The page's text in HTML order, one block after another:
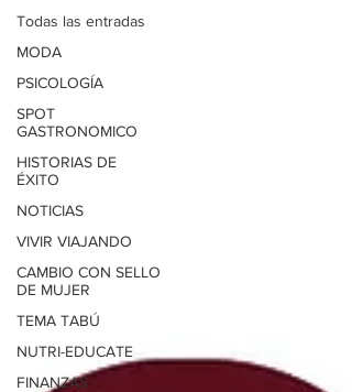
Todas las entradas
MODA
PSICOLOGÍA
SPOT
GASTRONOMICO
HISTORIAS DE
ÉXITO
NOTICIAS
VIVIR VIAJANDO
CAMBIO CON SELLO
DE MUJER
TEMA TABÚ
NUTRI-EDUCATE
FINANZAS